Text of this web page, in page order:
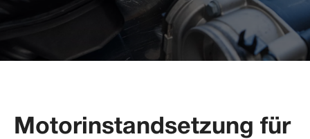
Motorinstandsetzung für